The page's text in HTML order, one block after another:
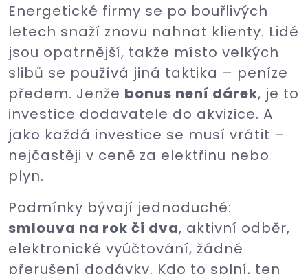
Energetické firmy se po bouřlivých
letech snaží znovu nahnat klienty. Lidé
jsou opatrnější, takže místo velkých
slibů se používá jiná taktika – peníze
předem. Jenže bonus není dárek, je to
investice dodavatele do akvizice. A
jako každá investice se musí vrátit –
nejčastěji v ceně za elektřinu nebo
plyn.
Podmínky bývají jednoduché:
smlouva na rok či dva, aktivní odběr,
elektronické vyúčtování, žádné
přerušení dodávky. Kdo to splní, ten